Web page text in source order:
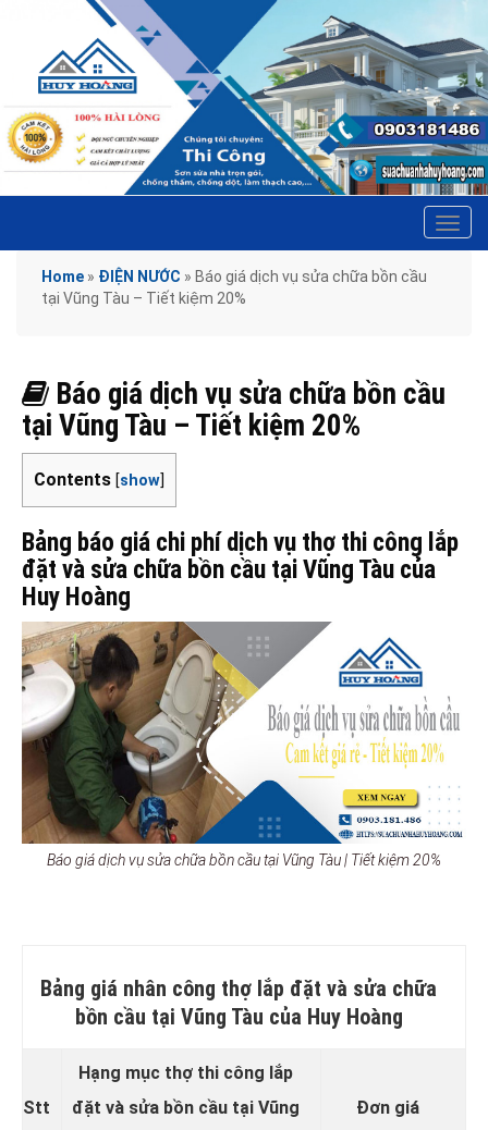
Home » ĐIỆN NƯỚC » Báo giá dịch vụ sửa chữa bồn cầu
tại Vũng Tàu – Tiết kiệm 20%
Báo giá dịch vụ sửa chữa bồn cầu
tại Vũng Tàu – Tiết kiệm 20%
Contents [show]
Bảng báo giá chi phí dịch vụ thợ thi công lắp
đặt và sửa chữa bồn cầu tại Vũng Tàu của
Huy Hoàng
Báo giá dịch vụ sửa chữa bồn cầu tại Vũng Tàu | Tiết kiệm 20%
Bảng giá nhân công thợ lắp đặt và sửa chữa
bồn cầu tại Vũng Tàu của Huy Hoàng
Stt
Hạng mục thợ thi công lắp
đặt và sửa bồn cầu tại Vũng
Đơn giá